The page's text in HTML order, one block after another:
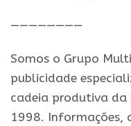
————————
Somos o Grupo
publicidade
cadeia produtiva da
1998. Informações,